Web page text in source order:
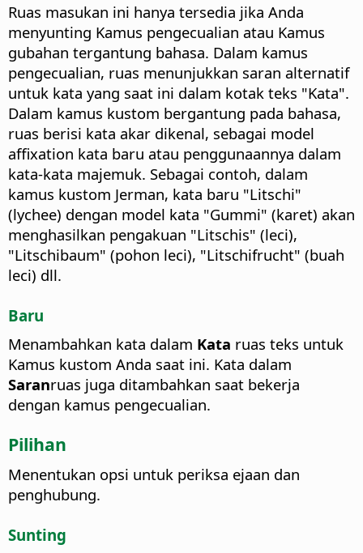
Ruas masukan ini hanya tersedia jika Anda
menyunting Kamus pengecualian atau Kamus
gubahan tergantung bahasa. Dalam kamus
pengecualian, ruas menunjukkan saran alternatif
untuk kata yang saat ini dalam kotak teks "Kata".
Dalam kamus kustom bergantung pada bahasa,
ruas berisi kata akar dikenal, sebagai model
affixation kata baru atau penggunaannya dalam
kata-kata majemuk. Sebagai contoh, dalam
kamus kustom Jerman, kata baru "Litschi"
(lychee) dengan model kata "Gummi" (karet) akan
menghasilkan pengakuan "Litschis" (leci),
"Litschibaum" (pohon leci), "Litschifrucht" (buah
leci) dll.
Baru
Menambahkan kata dalam Kata ruas teks untuk
Kamus kustom Anda saat ini. Kata dalam
Saranruas juga ditambahkan saat bekerja
dengan kamus pengecualian.
Pilihan
Menentukan opsi untuk periksa ejaan dan
penghubung.
Sunting